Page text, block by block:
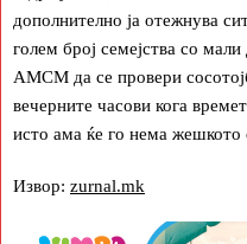
дополнително ја отежнува
голем број семејства со
АМСМ да се провери
вечерните часови кога
исто ама ќе го нема жешкото
Извор: zurnal.mk